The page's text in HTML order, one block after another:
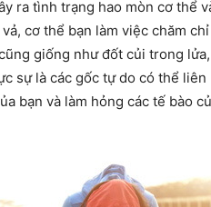
ra tình trạng hao mòn cơ thể
cơ thể bạn làm việc chăm
giống như đốt củi trong
sự là các gốc tự do có thể
bạn và làm hỏng các tế bào